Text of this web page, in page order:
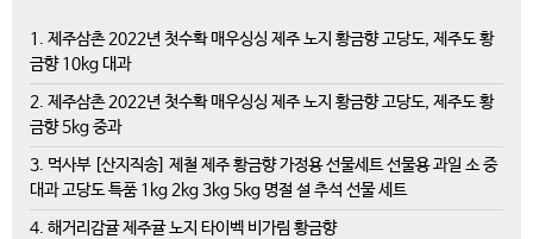
1. 제주삼촌 2022년 첫수확 매우싱싱 제주 노지 황금향 고당도, 제주도 황
금향 10kg 대과
2. 제주삼촌 2022년 첫수확 매우싱싱 제주 노지 황금향 고당도, 제주도 황
금향 5kg 중과
3. 먹사부 [산지직송] 제철 제주 황금향 가정용 선물세트 선물용 과일 소 중
대과 고당도 특품 1kg 2kg 3kg 5kg 명절 설 추석 선물 세트
4. 해거리감귤 제주귤 노지 타이벡 비가림 황금향